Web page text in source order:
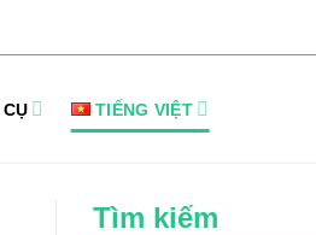
TIẾNG VIỆT
Tìm kiếm